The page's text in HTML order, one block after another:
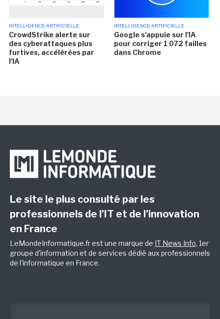
INTELLIGENCE ARTIFICIELLE
CrowdStrike alerte sur
des cyberattaques plus
furtives, accélérées par
l'IA
INTELLIGENCE ARTIFICIELLE
Google s'appuie sur l'IA
pour corriger 1 072 failles
dans Chrome
Le site le plus consulté par les
professionnels de l’IT et de l’innovation
en France
LeMondeInformatique.fr est une marque de IT News Info, 1er
groupe d'information et de services dédié aux professionnels
de l'informatique en France.